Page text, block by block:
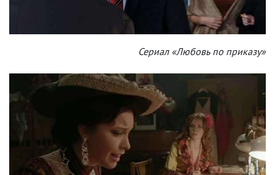
Сериал «Любовь по приказу»